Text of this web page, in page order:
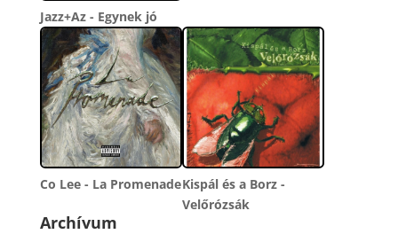
Jazz+Az - Egynek jó
Co Lee - La PromenadeKispál és a Borz -
Velőrózsák
Archívum